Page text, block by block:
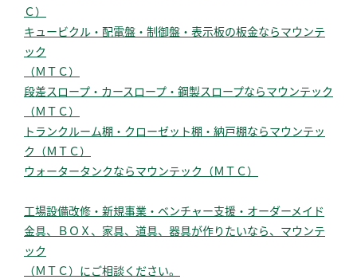
Ｃ）
キュービクル・配電盤・制御盤・表示板の板金ならマウンテ
ック
（ＭＴＣ）
段差スロープ・カースロープ・鋼製スロープならマウンテック
（ＭＴＣ）
トランクルーム棚・クローゼット棚・納戸棚ならマウンテッ
ク（ＭＴＣ）
ウォータータンクならマウンテック（ＭＴＣ）
工場設備改修・新規事業・ベンチャー支援・オーダーメイド
金具、ＢＯＸ、家具、道具、器具が作りたいなら、マウンテ
ック
（ＭＴＣ） にご相談ください。